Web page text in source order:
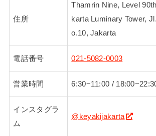
住所
Thamrin Nine, Level
karta Luminary Tower,
o.10, Jakarta
電話番号 021-5082-0003
営業時間 6:30−11:00 /
インスタグラ
ム
@keyakijakarta